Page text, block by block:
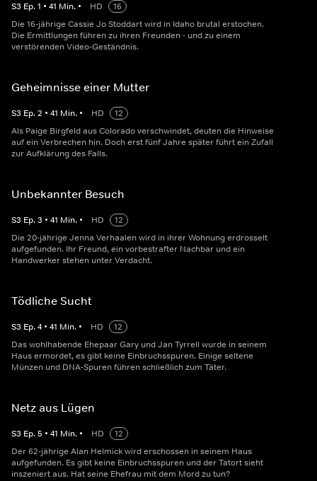
S3 Ep.1 • 41 Min. • HD
16
Die 16-jährige Cassie Jo Stoddart wird in Idaho brutal erstochen.
Die Ermittlungen führen zu ihren Freunden - und zu einem
verstörenden Video-Geständnis.
Geheimnisse einer Mutter
S3 Ep.2 • 41 Min. • HD
12
Als Paige Birgfeld aus Colorado verschwindet, deuten die Hinweise
auf ein Verbrechen hin. Doch erst fünf Jahre später führt ein Zufall
zur Aufklärung des Falls.
Unbekannter Besuch
S3 Ep.3 • 41 Min. • HD
12
Die 20-jährige Jenna Verhaalen wird in ihrer Wohnung erdrosselt
aufgefunden. Ihr Freund, ein vorbestrafter Nachbar und ein
Handwerker stehen unter Verdacht.
Tödliche Sucht
S3 Ep.4 • 41 Min. • HD
12
Das wohlhabende Ehepaar Gary und Jan Tyrrell wurde in seinem
Haus ermordet, es gibt keine Einbruchsspuren. Einige seltene
Münzen und DNA-Spuren führen schließlich zum Täter.
Netz aus Lügen
S3 Ep.5 • 41 Min. • HD
12
Der 62-jährige Alan Helmick wird erschossen in seinem Haus
aufgefunden. Es gibt keine Einbruchsspuren und der Tatort sieht
inszeniert aus. Hat seine Ehefrau mit dem Mord zu tun?